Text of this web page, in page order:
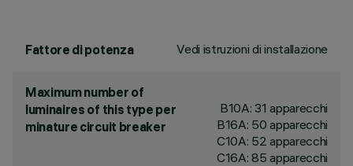
Fattore di potenza Vedi istruzioni di installazione
Maximum number of
luminaires of this type per
minature circuit breaker
B10A: 31 apparecchi
B16A: 50 apparecchi
C10A: 52 apparecchi
C16A: 85 apparecchi